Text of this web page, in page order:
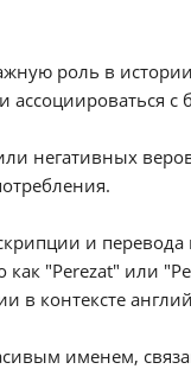
роль в
негативных
и
"Perezat" или
в контексте
именем,